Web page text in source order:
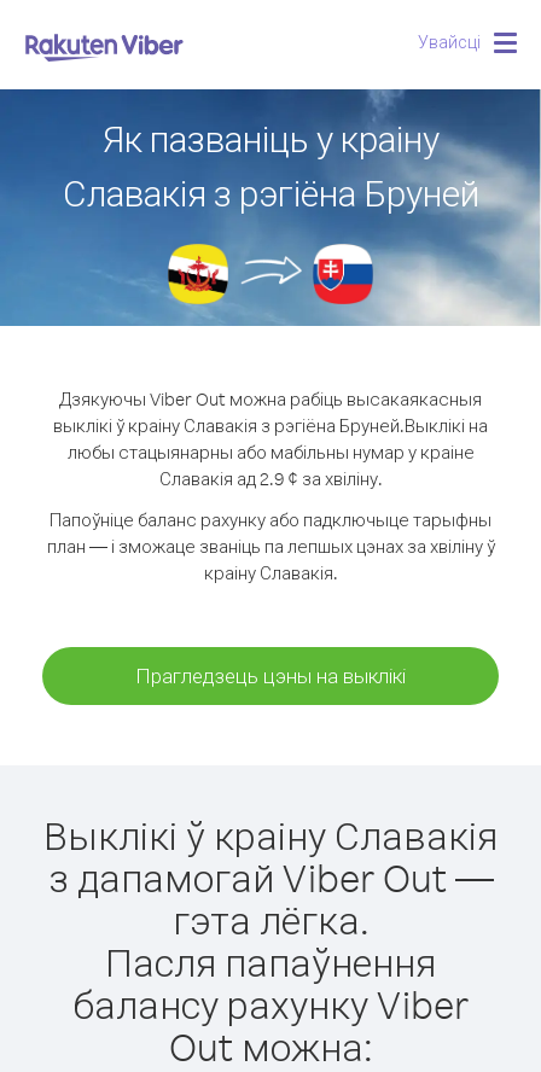
Увайсці
Як пазваніць у краіну
Славакія з рэгіёна Бруней
Дзякуючы Viber Out можна рабіць высакаякасныя
выклікі ў краіну Славакія з рэгіёна Бруней.Выклікі на
любы стацыянарны або мабільны нумар у краіне
Славакія ад 2.9 ¢ за хвіліну.
Папоўніце баланс рахунку або падключыце тарыфны
план — і зможаце званіць па лепшых цэнах за хвіліну ў
краіну Славакія.
Прагледзець цэны на выклікі
Выклікі ў краіну Славакія
з дапамогай Viber Out —
гэта лёгка.
Пасля папаўнення
балансу рахунку Viber
Out можна: